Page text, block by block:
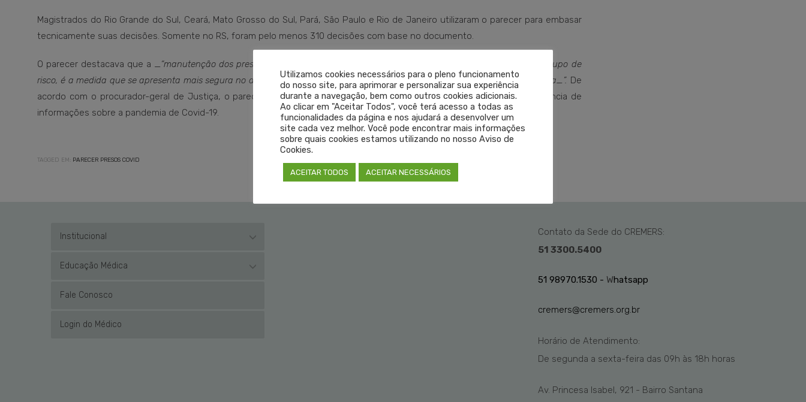
Magistrados do Rio Grande do Sul, Ceará, Mato Grosso do Sul, Pará, São Paulo e Rio de Janeiro utilizaram o parecer para embasar
tecnicamente suas decisões. Somente no RS, foram pelo menos 310 decisões com base no documento.
O parecer destacava que a _“manutenção dos presos em ambiente prisional, principalmente daqueles que pertencem ao grupo de
risco, é a medida que se apresenta mais segura no atual contexto, no qual a assistência médica pública e privada está restrita_”. De
acordo com o procurador-geral de Justiça, o parecer garantiu subsídios à atuação do MP-RS em um momento de carência de
informações sobre a pandemia de Covid-19.
TAGGED EM: PARECER PRESOS COVID
Institucional
Educação Médica
Fale Conosco
Login do Médico
Contato da Sede do CREMERS:
51 3300.5400
51 98970.1530 - Whatsapp
cremers@cremers.org.br
Horário de Atendimento:
De segunda a sexta-feira das 09h às 18h horas
Av. Princesa Isabel, 921 - Bairro Santana
Utilizamos cookies necessários para o pleno funcionamento
do nosso site, para aprimorar e personalizar sua experiência
durante a navegação, bem como outros cookies adicionais.
Ao clicar em "Aceitar Todos", você terá acesso a todas as
funcionalidades da página e nos ajudará a desenvolver um
site cada vez melhor. Você pode encontrar mais informações
sobre quais cookies estamos utilizando no nosso Aviso de
Cookies.
ACEITAR TODOS ACEITAR NECESSÁRIOS